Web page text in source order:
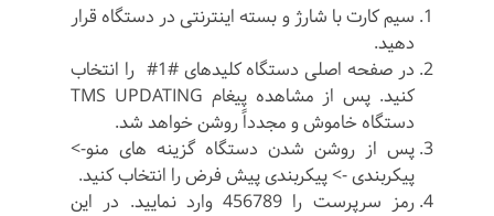
سیم کارت با شارژ و بسته اینترنتی در دستگاه قرار
دهید.
در صفحه اصلی دستگاه کلیدهای #1# را انتخاب
کنید. پس از مشاهده پیغام TMS UPDATING
دستگاه خاموش و مجدداً روشن خواهد شد.
پس از روشن شدن دستگاه گزینه های منو->
پیکربندی -> پیکربندی پیش فرض را انتخاب کنید.
رمز سرپرست را 456789 وارد نمایید. در این